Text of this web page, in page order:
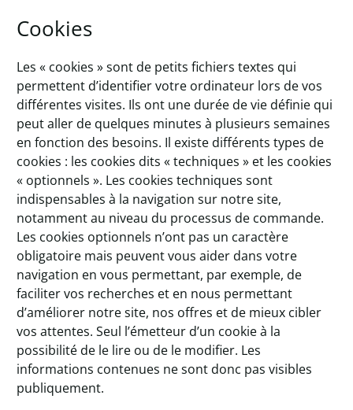
Cookies
Les « cookies » sont de petits fichiers textes qui
permettent d’identifier votre ordinateur lors de vos
différentes visites. Ils ont une durée de vie définie qui
peut aller de quelques minutes à plusieurs semaines
en fonction des besoins. Il existe différents types de
cookies : les cookies dits « techniques » et les cookies
« optionnels ». Les cookies techniques sont
indispensables à la navigation sur notre site,
notamment au niveau du processus de commande.
Les cookies optionnels n’ont pas un caractère
obligatoire mais peuvent vous aider dans votre
navigation en vous permettant, par exemple, de
faciliter vos recherches et en nous permettant
d’améliorer notre site, nos offres et de mieux cibler
vos attentes. Seul l’émetteur d’un cookie à la
possibilité de le lire ou de le modifier. Les
informations contenues ne sont donc pas visibles
publiquement.